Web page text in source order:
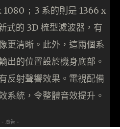
1080 ; 3 系的則是 1366 x
式的 3D 梳型濾波器，有
更清晰。此外，這兩個系
出的位置設於機身底部。
反射聲響效果。電視配備
系統，令整體音效提升。
- 廣告 -